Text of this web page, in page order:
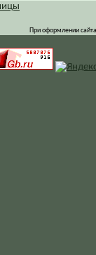
При оформлении